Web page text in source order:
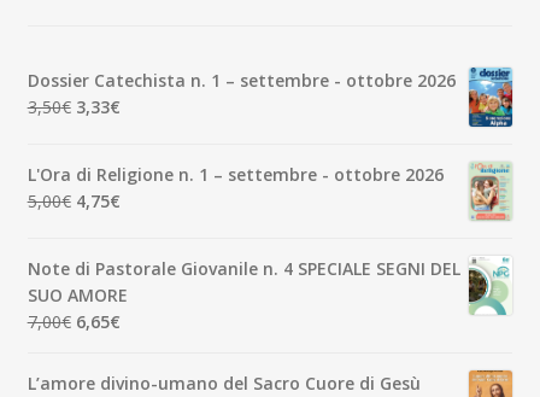
Dossier Catechista n. 1 – settembre - ottobre 2026
3,50€ Il
era:
3,50€.
3,33€Il
è:
3,33€.
L'Ora di Religione n. 1 – settembre - ottobre 2026
5,00€ Il
era:
5,00€.
4,75€Il
è:
4,75€.
Note di Pastorale Giovanile n. 4 SPECIALE SEGNI DEL
SUO AMORE
7,00€ Il
originale
6,65€Il
attuale
L’amore divino-umano del Sacro Cuore di Gesù